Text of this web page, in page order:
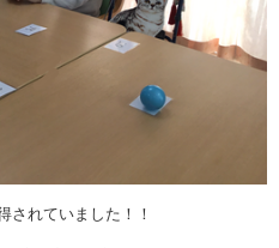
されていました！！